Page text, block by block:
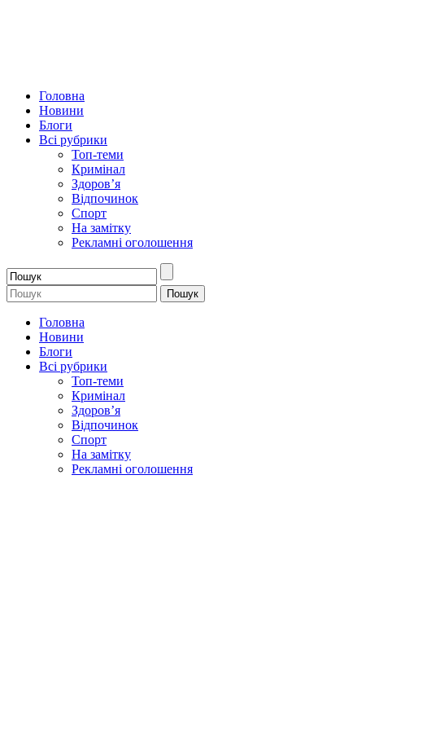
Головна
Новини
Блоги
Всі рубрики
Топ-теми
Кримінал
Здоров’я
Відпочинок
Спорт
На замітку
Рекламні оголошення
Головна
Новини
Блоги
Всі рубрики
Топ-теми
Кримінал
Здоров’я
Відпочинок
Спорт
На замітку
Рекламні оголошення